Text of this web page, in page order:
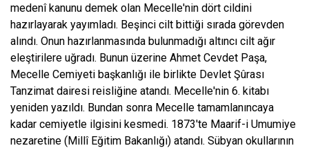
medenî kanunu demek olan Mecelle'nin dört cildini
hazırlaya­rak yayımladı. Beşinci cilt bittiği sırada görev­den
alındı. Onun hazırlanmasında bulunmadı­ğı altıncı cilt ağır
eleştirilere uğradı. Bunun üzerine Ahmet Cevdet Paşa,
Mecelle Cemiyeti başkanlığı ile birlikte Devlet Şûrası
Tanzimat dairesi reisliğine atandı. Mecelle'nin 6. kitabı
yeniden yazıldı. Bundan sonra Mecelle tamamlanıncaya
kadar cemiyetle ilgisini kesme­di. 1873'te Maarif-i Umumiye
nezaretine (Mil­lî Eğitim Bakanlığı) atandı. Sübyan okulları­nın